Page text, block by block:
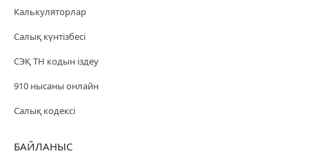
Калькуляторлар
Салық күнтізбесі
СЭҚ ТН кодын іздеу
910 нысаны онлайн
Салық кодексі
БАЙЛАНЫС